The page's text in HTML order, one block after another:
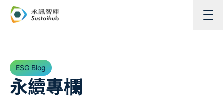
跳至主內容
ESG Blog
永續專欄